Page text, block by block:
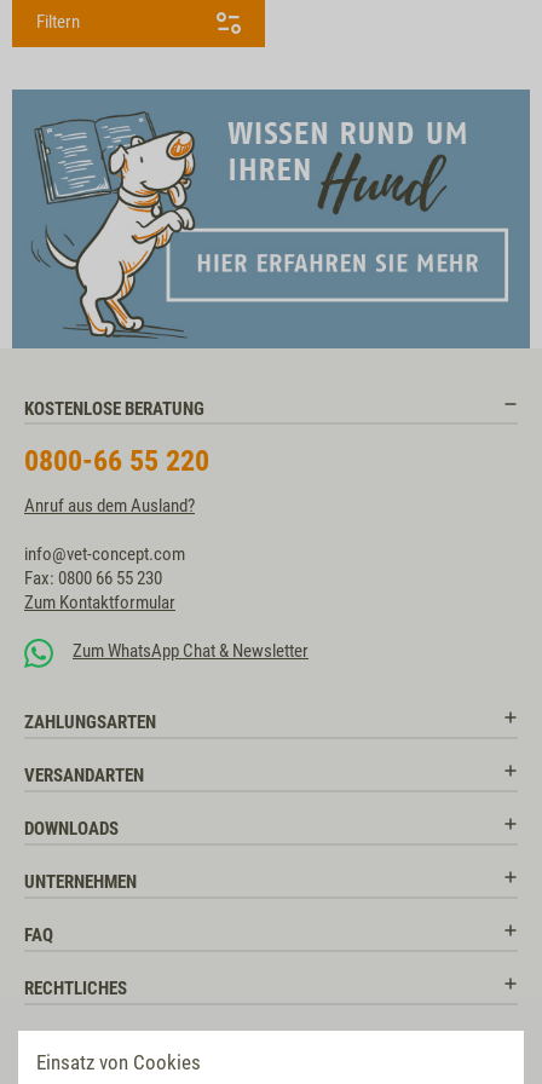
Einsatz von Cookies
Filtern
KOSTENLOSE BERATUNG
0800-66 55 220
Anruf aus dem Ausland?
info@vet-concept.com
Fax: 0800 66 55 230
Zum Kontaktformular
Zum WhatsApp Chat & Newsletter
ZAHLUNGSARTEN
VERSANDARTEN
DOWNLOADS
UNTERNEHMEN
FAQ
RECHTLICHES